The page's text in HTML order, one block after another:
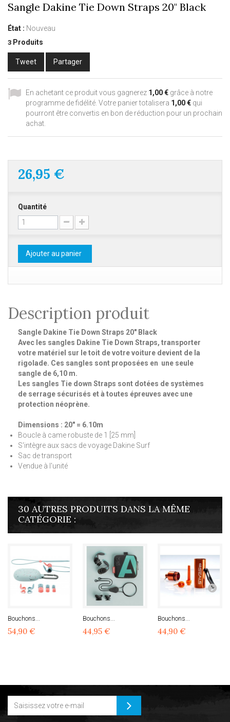
Sangle Dakine Tie Down Straps 20" Black
État : Nouveau
3 Produits
Tweet Partager
En achetant ce produit vous gagnerez 1,00 € grâce à notre
programme de fidélité. Votre panier totalisera 1,00 € qui
pourront être convertis en bon de réduction pour un prochain
achat.
26,95 €
Quantité
Ajouter au panier
Description produit
Sangle Dakine Tie Down Straps 20" Black
Avec les sangles Dakine Tie Down Straps, transporter
votre matériel sur le toit de votre voiture devient de la
rigolade. Ces sangles sont proposées en une seule
sangle de 6,10 m.
Les sangles Tie down Straps sont dotées de systèmes
de serrage sécurisés et à toutes épreuves avec une
protection néoprène.
Dimensions : 20" = 6.10m
Boucle à came robuste de 1 [25 mm]
S'intègre aux sacs de voyage Dakine Surf
Sac de transport
Vendue à l'unité
30 AUTRES PRODUITS DANS LA MÊME
CATÉGORIE :
Bouchons...
54,90 €
Bouchons...
44,95 €
Bouchons...
44,90 €